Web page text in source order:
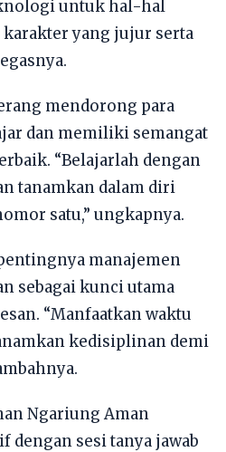
untuk hal-hal
yang jujur serta
mendorong para
dan memiliki semangat
“Belajarlah dengan
tanamkan dalam diri
satu,” ungkapnya.
manajemen
sebagai kunci utama
“Manfaatkan waktu
kedisiplinan demi
Ngariung Aman
sesi tanya jawab